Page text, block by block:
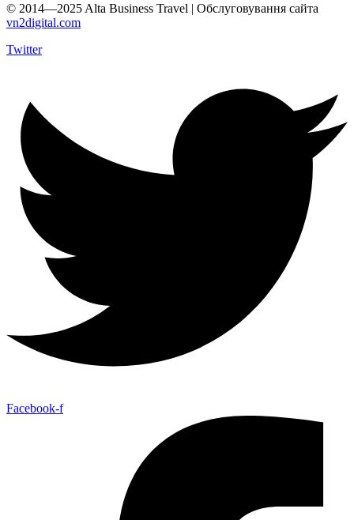
© 2014—2025 Alta Business Travel | Обслуговування сайта
vn2digital.com
Twitter
Facebook-f